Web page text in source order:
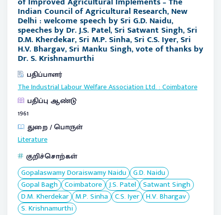
Indian Council of Agricultural Research, New
Delhi : welcome speech by Sri G.D. Naidu,
speeches by Dr. J.S. Patel, Sri Satwant Singh, Sri
D.M. Kherdekar, Sri M.P. Sinha, Sri C.S. Iyer, Sri
H.V. Bhargav, Sri Manku Singh, vote of thanks by
Dr. S. Krishnamurthi
பதிப்பாளர்
The Industrial Labour Welfare Association Ltd.:Coimbatore
பதிப்பு ஆண்டு
1961
துறை / பொருள்
Literature
குறிச்சொற்கள்
Gopalaswamy Doraiswamy Naidu G.D. Naidu
Gopal Bagh Coimbatore J.S. Patel Satwant Singh
D.M. Kherdekar M.P. Sinha C.S. Iyer H.V. Bhargav
S. Krishnamurthi